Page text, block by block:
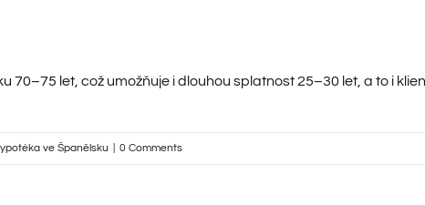
70–75 let, což umožňuje i dlouhou splatnost 25–30 let, a to i
ve Španělsku 0 Comments